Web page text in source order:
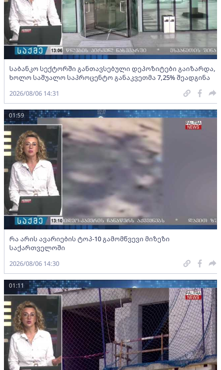
საბანკო სექტორში განთავსებული დეპოზიტები გაიზარდა,
ხოლო საშუალო საპროცენტო განაკვეთმა 7,25% შეადგინა
2026/08/06 14:31
რა არის ავარიების ტოპ-10 გამომწვევი მიზეზი
საქართველოში
01:59
2026/08/06 14:30
01:11